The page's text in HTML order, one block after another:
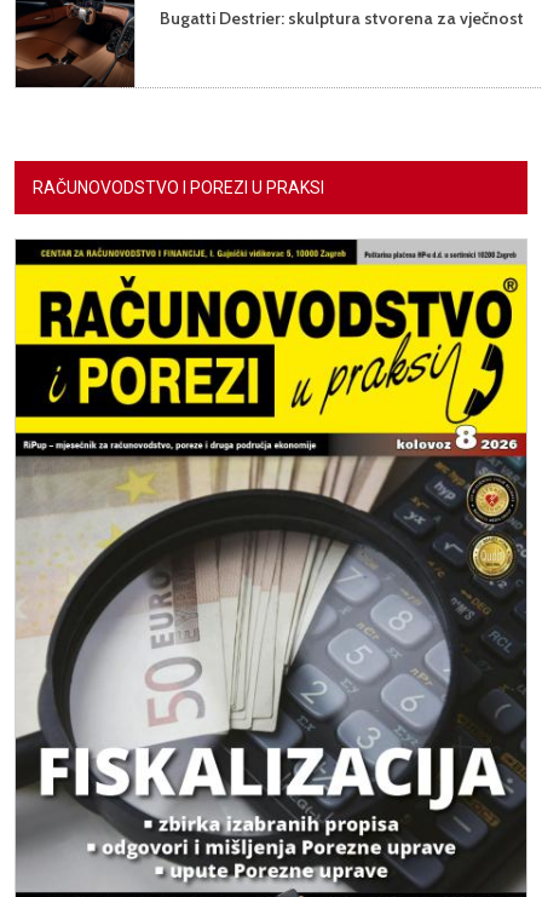
Bugatti Destrier: skulptura stvorena za vječnost
RAČUNOVODSTVO I POREZI U PRAKSI